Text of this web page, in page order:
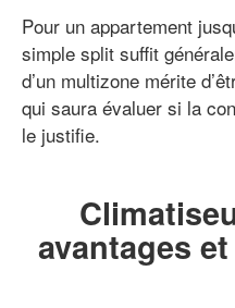
Pour un appartement
simple split suffit
d’un multizone mérite
qui saura évaluer si la
le justifie.
avantages